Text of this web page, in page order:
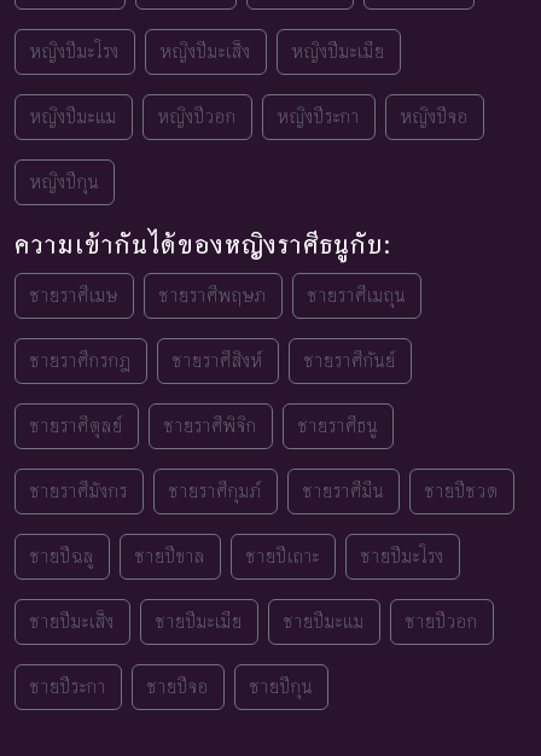
หญิงปีมะโรง หญิงปีมะเส็ง หญิงปีมะเมีย
หญิงปีมะแม หญิงปีวอก หญิงปีระกา หญิงปีจอ
หญิงปีกุน
ความเข้ากันได้ของหญิงราศีธนูกับ:
ชายราศีเมษ ชายราศีพฤษภ ชายราศีเมถุน
ชายราศีกรกฎ ชายราศีสิงห์ ชายราศีกันย์
ชายราศีตุลย์ ชายราศีพิจิก ชายราศีธนู
ชายราศีมังกร ชายราศีกุมภ์ ชายราศีมีน ชายปีชวด
ชายปีฉลู ชายปีขาล ชายปีเถาะ ชายปีมะโรง
ชายปีมะเส็ง ชายปีมะเมีย ชายปีมะแม ชายปีวอก
ชายปีระกา ชายปีจอ ชายปีกุน